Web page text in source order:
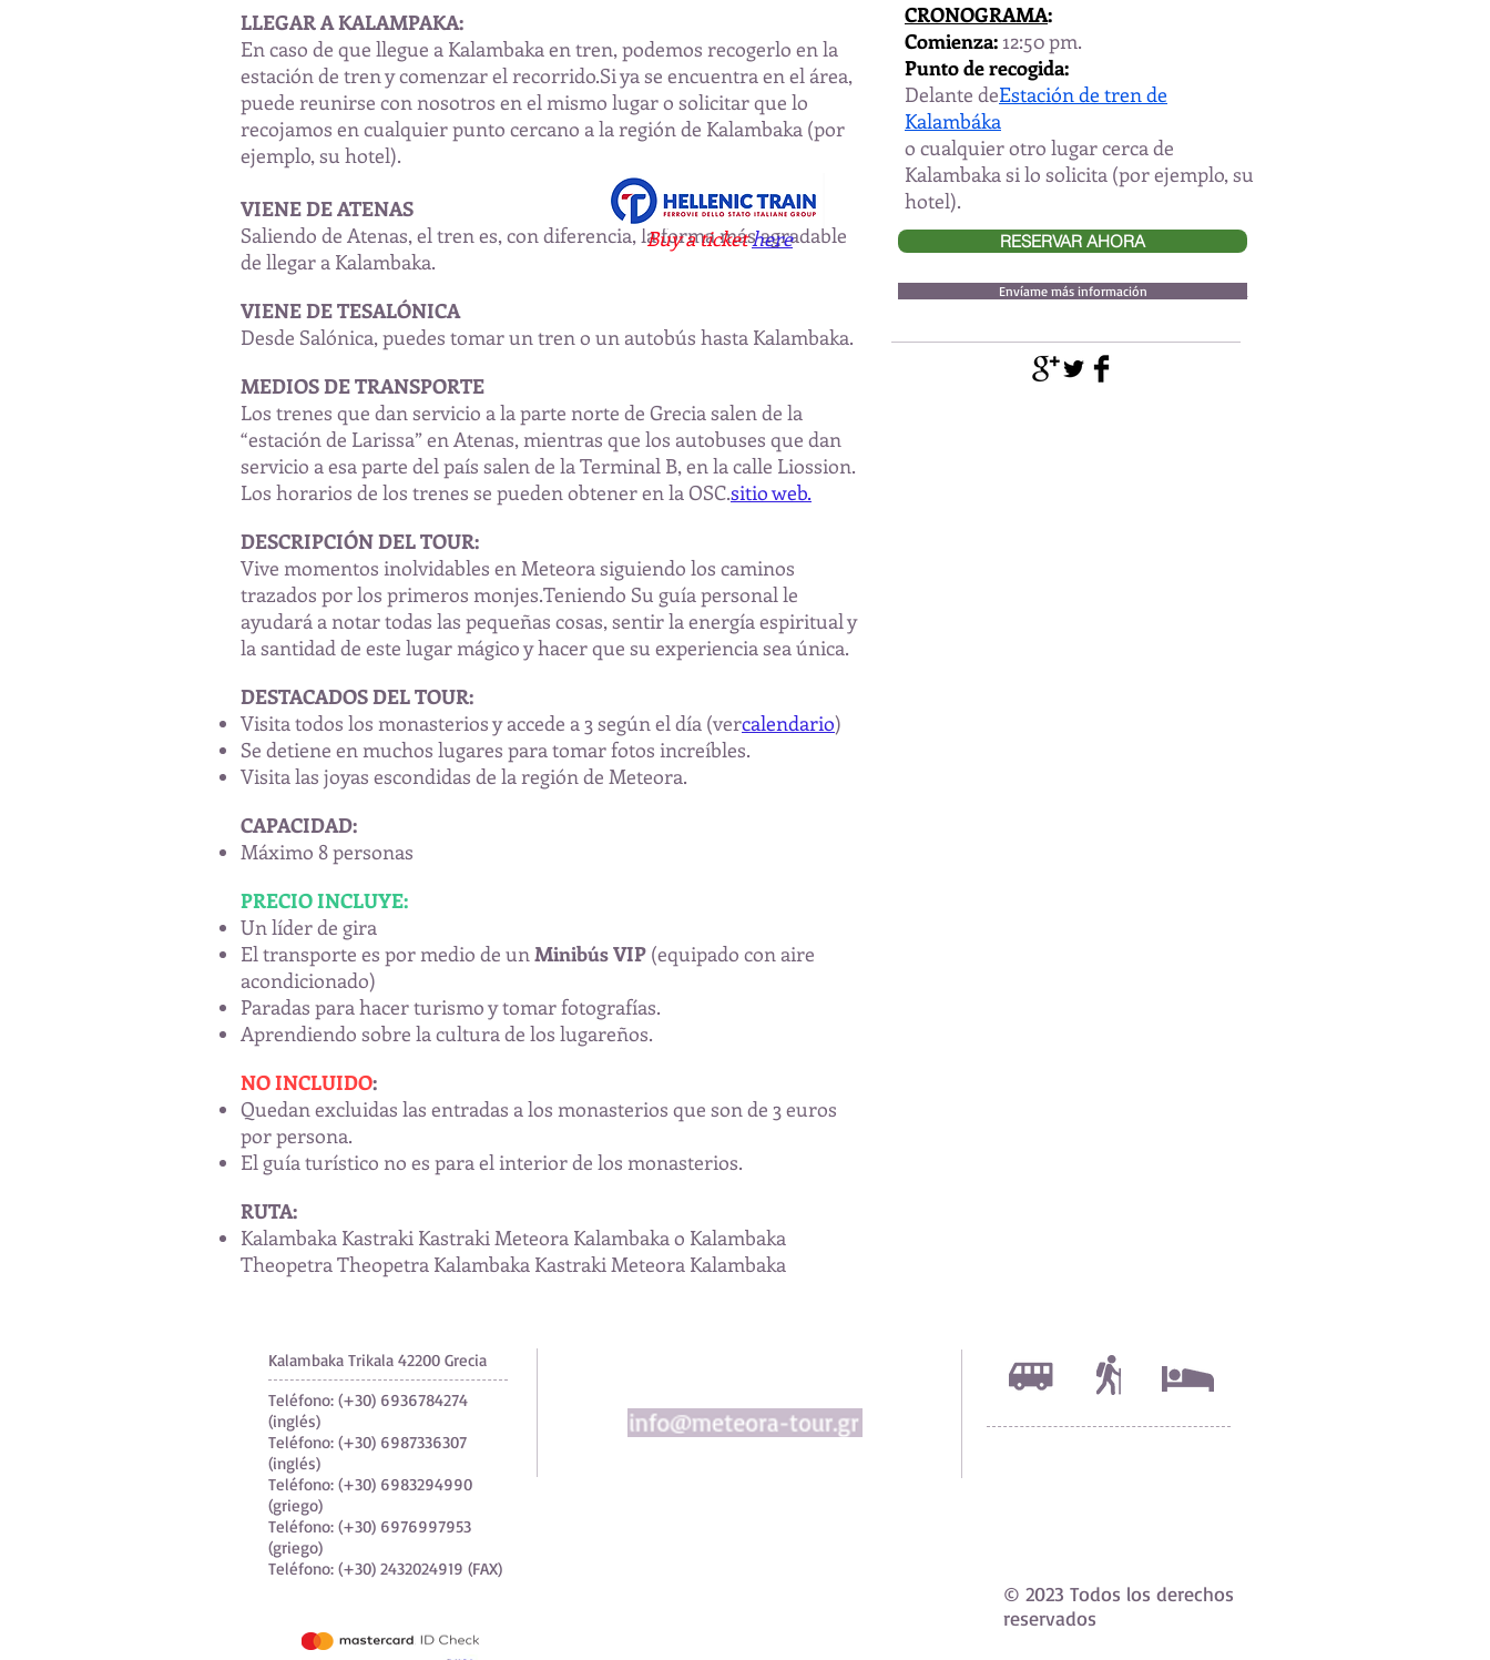
LLEGAR A KALAMPAKA:
En caso de que llegue a Kalambaka en tren, podemos recogerlo en la
estación de tren y comenzar el recorrido.Si ya se encuentra en el área,
puede reunirse con nosotros en el mismo lugar o solicitar que lo
recojamos en cualquier punto cercano a la región de Kalambaka (por
ejemplo, su hotel).
VIENE DE ATENAS
Saliendo de Atenas, el tren es, con diferencia, la forma más agradable
de llegar a Kalambaka.
VIENE DE TESALÓNICA
Desde Salónica, puedes tomar un tren o un autobús hasta Kalambaka.
MEDIOS DE TRANSPORTE
Los trenes que dan servicio a la parte norte de Grecia salen de la
“estación de Larissa” en Atenas, mientras que los autobuses que dan
servicio a esa parte del país salen de la Terminal B, en la calle Liossion.
Los horarios de los trenes se pueden obtener en la OSC.sitio web.
DESCRIPCIÓN DEL TOUR:
Vive momentos inolvidables en Meteora siguiendo los caminos
trazados por los primeros monjes.Teniendo Su guía personal le
ayudará a notar todas las pequeñas cosas, sentir la energía espiritual y
la santidad de este lugar mágico y hacer que su experiencia sea única.
DESTACADOS DEL TOUR:
Visita todos los monasterios y accede a 3 según el día (vercalendario)
Se detiene en muchos lugares para tomar fotos increíbles.
Visita las joyas escondidas de la región de Meteora.
CAPACIDAD:
Máximo 8 personas
PRECIO INCLUYE:
Un líder de gira
El transporte es por medio de unMinibús VIP (equipado con aire
acondicionado)
Paradas para hacer turismo y tomar fotografías.
Aprendiendo sobre la cultura de los lugareños.
NO INCLUIDO:
Quedan excluidas las entradas a los monasterios que son de 3 euros
por persona.
El guía turístico no es para el interior de los monasterios.
RUTA:
Kalambaka Kastraki Kastraki Meteora Kalambaka o Kalambaka
Theopetra Theopetra Kalambaka Kastraki Meteora Kalambaka
Buy a tickethere
CRONOGRAMA:
Comienza: 12:50 pm.
Punto de recogida:
Delante deEstación de tren de
Kalambáka
o cualquier otro lugar cerca de
Kalambaka si lo solicita (por ejemplo, su
hotel).
RESERVAR AHORA
Envíame más información
Kalambaka Trikala 42200 Grecia
Teléfono: (+30) 6936784274
(inglés)
Teléfono: (+30) 6987336307
(inglés)
Teléfono: (+30) 6983294990
(griego)
Teléfono: (+30) 6976997953
(griego)
Teléfono: (+30) 2432024919 (FAX)
© 2023 Todos los derechos
reservados